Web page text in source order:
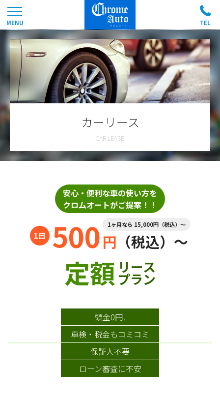
カーリース
安心・便利な車の使い方を
クロムオートがご提案！！
500 1ヶ月なら 15,000円（税込）～
円 （税込）～
定額 リース
プラン
頭金0円!
車検・税金もコミコミ
保証人不要
ローン審査に不安